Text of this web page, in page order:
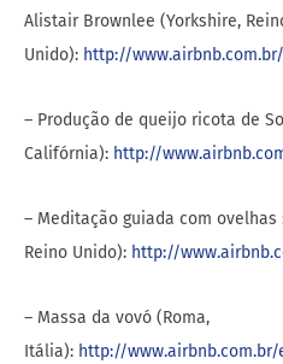
Alistair Brownlee (Yorkshire,
Unido): http://
– Produção de queijo ricota de
Califórnia): http://
– Meditação guiada com
Reino Unido): http://
– Massa da vovó (Roma,
Itália): http://www.airbnb.com.br/